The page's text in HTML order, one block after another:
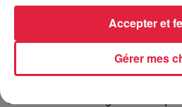
compostage partagé et une boîte
mensuelles entre les habitants du
concernant l'aménagement du
Gérer mes
Accepter et